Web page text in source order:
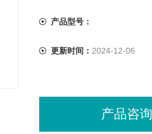
产品型号：
更新时间： 2024-12-06
产品咨询